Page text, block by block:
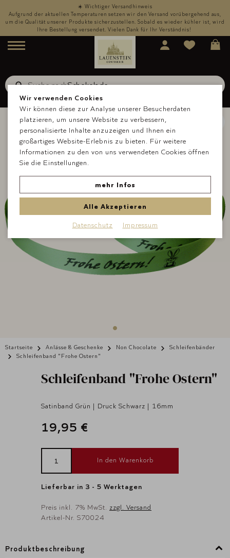
☀️ Wichtiger Versandhinweis
Aufgrund der aktuellen Temperaturen setzen wir den Versand vorübergehend aus,
um die Qualität unserer Produkte sicherzustellen. Sobald es wieder kühler ist, wird
Ihre Bestellung versendet. Vielen Dank für Ihr Verständnis!
Menü
Suche nachSchokolade
Startseite Anlässe & Geschenke Non Chocolate
Schleifenbänder
Schleifenband "Frohe Ostern"
Schleifenband "Frohe Ostern"
Satinband Grün | Druck Schwarz | 16mm
19,95 €
In den Warenkorb
Lieferbar in 3 - 5 Werktagen
Preis inkl. 7% MwSt. zzgl. Versand
Artikel-Nr. S70024
Produktbeschreibung
Wir verwenden Cookies
Wir können diese zur Analyse unserer Besucherdaten
platzieren, um unsere Website zu verbessern,
personalisierte Inhalte anzuzeigen und Ihnen ein
großartiges Website-Erlebnis zu bieten. Für weitere
Informationen zu den von uns verwendeten Cookies öffnen
Sie die Einstellungen.
mehr Infos
Alle Akzeptieren
Datenschutz Impressum